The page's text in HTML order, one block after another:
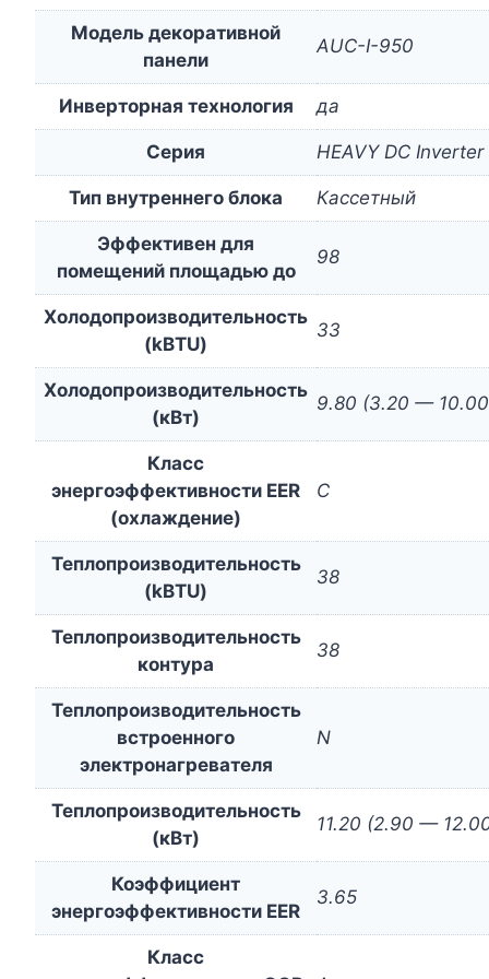
Модель декоративной
панели
AUC-I-950
Инверторная технология да
Серия HEAVY DC Inverter
Тип внутреннего блока Кассетный
Эффективен для
помещений площадью до
98
Холодопроизводительность
(kBTU)
33
Холодопроизводительность
(кВт)
9.80 (3.20 —
Класс
энергоэффективности EER
(охлаждение)
С
Теплопроизводительность
(kBTU)
38
Теплопроизводительность
контура
38
Теплопроизводительность
встроенного
электронагревателя
N
Теплопроизводительность
(кВт)
11.20 (2.90 —
Коэффициент
энергоэффективности EER
3.65
Класс